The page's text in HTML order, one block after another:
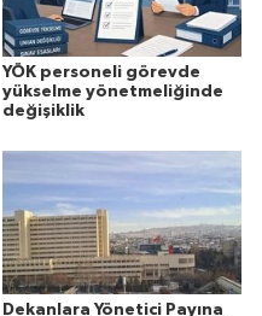
YÖK personeli görevde
yükselme yönetmeliğinde
değişiklik
Dekanlara Yönetici Payına